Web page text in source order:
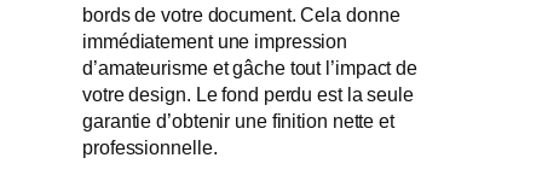
bords de votre document. Cela donne
immédiatement une impression
d’amateurisme et gâche tout l’impact de
votre design. Le fond perdu est la seule
garantie d’obtenir une finition nette et
professionnelle.